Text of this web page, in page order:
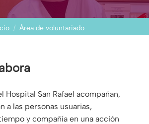
Área de voluntariado
Hospital San Rafael acompañan,
a las personas usuarias,
y compañía en una acción